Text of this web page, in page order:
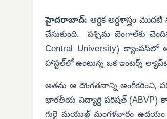
హైదరాబాద్: ఆర్థిక అర్థశాస్త్రం
చేసుకుంది. పశ్చిమ బెంగాల్‌కు
Central University) క్యాంపస్‌లో
హాస్టల్‌లో ఉంటున్న ఒక ఇంటర్న్
అతను ఆ దొంగతనాన్ని అంగీకరించి,
భారతీయ విద్యార్థి పరిషత్ (ABVP)
గురై మయుఖ్ మంగళవారం ఉదయం